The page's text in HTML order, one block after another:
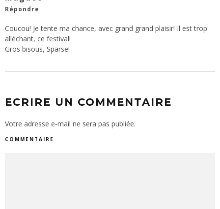
Répondre
Coucou! Je tente ma chance, avec grand grand plaisir! Il est trop
alléchant, ce festival!
Gros bisous, Sparse!
ECRIRE UN COMMENTAIRE
Votre adresse e-mail ne sera pas publiée.
COMMENTAIRE